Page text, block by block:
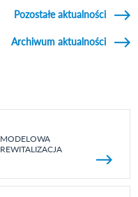
Pozostałe aktualności
Archiwum aktualności
MODELOWA
REWITALIZACJA